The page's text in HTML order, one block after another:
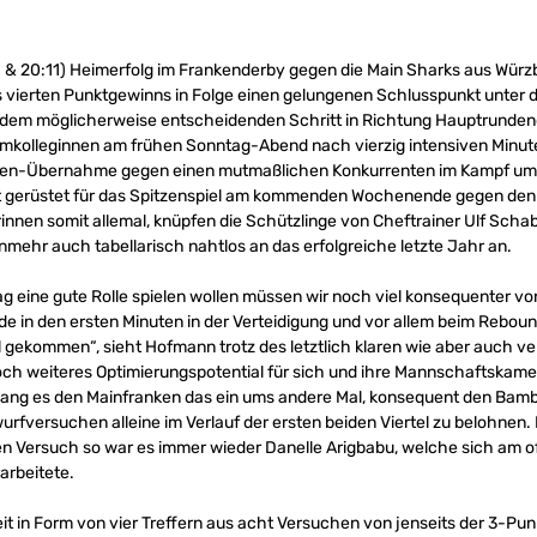
& 20:11) Heimerfolg im Frankenderby gegen die Main Sharks aus
Punktgewinns in Folge einen gelungenen Schlusspunkt unter
möglicherweise entscheidenden Schritt in Richtung
am frühen Sonntag-Abend nach vierzig intensiven
Übernahme gegen einen mutmaßlichen Konkurrenten im Kampf
für das Spitzenspiel am kommenden Wochenende gegen
somit allemal, knüpfen die Schützlinge von Cheftrainer Ulf
auch tabellarisch nahtlos an das erfolgreiche letzte Jahr an.
eine gute Rolle spielen wollen müssen wir noch viel konsequenter
in den ersten Minuten in der Verteidigung und vor allem beim
gekommen“, sieht Hofmann trotz des letztlich klaren wie aber auch
weiteres Optimierungspotential für sich und ihre
es den Mainfranken das ein ums andere Mal, konsequent den
alleine im Verlauf der ersten beiden Viertel zu
Versuch so war es immer wieder Danelle Arigbabu, welche sich am
in Form von vier Treffern aus acht Versuchen von jenseits der 3-